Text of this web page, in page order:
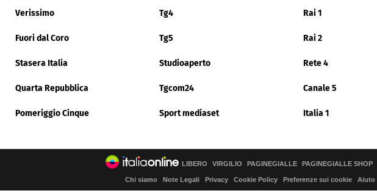
Verissimo Tg4 Rai 1
Fuori dal Coro Tg5 Rai 2
Stasera Italia Studioaperto Rete 4
Quarta Repubblica Tgcom24 Canale 5
Pomeriggio Cinque Sport mediaset Italia 1
LIBERO VIRGILIO PAGINEGIALLE PAGINEGIALLE SHOP
Chi siamo Note Legali Privacy Cookie Policy Preferenze sui cookie Aiuto